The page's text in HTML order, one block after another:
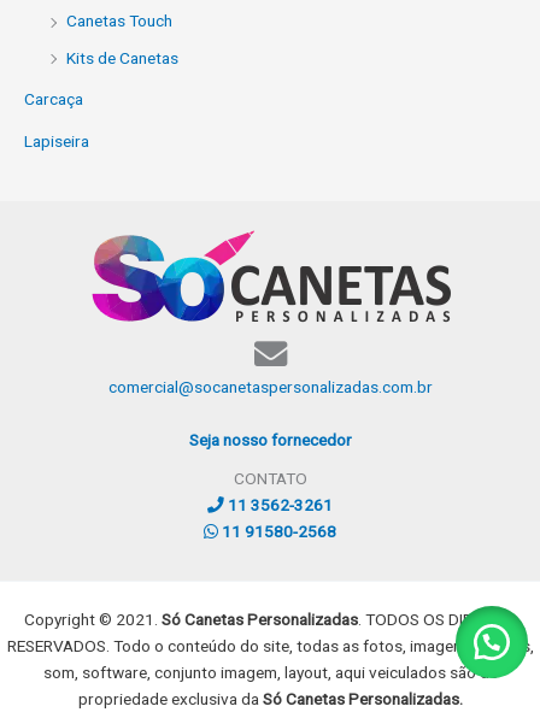
Canetas Touch
Kits de Canetas
Carcaça
Lapiseira
comercial@socanetaspersonalizadas.com.br
Seja nosso fornecedor
CONTATO
11 3562-3261
11 91580-2568
Copyright © 2021. Só Canetas Personalizadas . TODOS OS DIREITOS
RESERVADOS. Todo o conteúdo do site, todas as fotos, imagens, dizeres,
som, software, conjunto imagem, layout, aqui veiculados são de
propriedade exclusiva da Só Canetas Personalizadas.